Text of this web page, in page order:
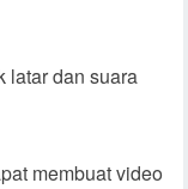
latar dan suara
membuat video